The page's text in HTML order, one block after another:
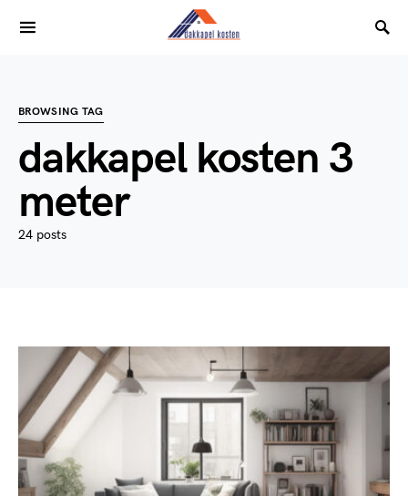
BROWSING TAG
dakkapel kosten 3
meter
24 posts